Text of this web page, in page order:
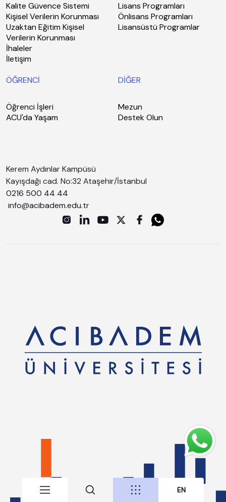
Kalite Güvence Sistemi
Kişisel Verilerin Korunması
Uzaktan Eğitim Kişisel
Verilerin Korunması
İhaleler
İletişim
Lisans Programları
Önlisans Programları
Lisansüstü Programlar
ÖĞRENCİ
Öğrenci İşleri
ACU'da Yaşam
DİĞER
Mezun
Destek Olun
Kerem Aydınlar Kampüsü
Kayışdağı cad. No:32 Ataşehir/İstanbul
0216 500 44 44
info@acibadem.edu.tr